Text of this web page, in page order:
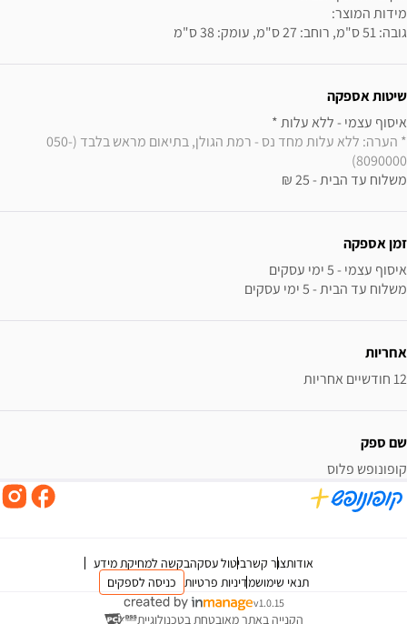
גובה: 51 ס"מ, רוחב: 27 ס"מ, עומק: 38 ס"מ
שיטות אספקה
איסוף עצמי - ללא עלות *
* הערה: ללא עלות מחד נס - רמת הגולן, בתיאום מראש בלבד (050-
8090000)
משלוח עד הבית - 25 ₪
זמן אספקה
משלוח עד הבית - 5 ימי עסקים
אחריות
12 חודשיים אחריות
שם ספק
קופונופש פלוס
אודותצור קשרביטול עסקהבקשה למחיקת מידע
תנאי שימושמדיניות פרטיות כניסה לספקים
v1.0.15
הקנייה באתר מאובטחת בטכנולוגיית